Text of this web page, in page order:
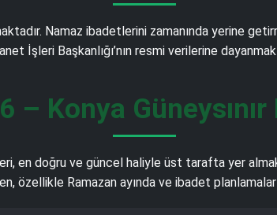
Namaz ibadetlerini zamanında yerine
İşleri Başkanlığı’nın resmi verilerine
– Konya
en doğru ve güncel haliyle üst tarafta yer
özellikle Ramazan ayında ve ibadet